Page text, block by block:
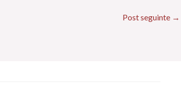
Post seguinte →